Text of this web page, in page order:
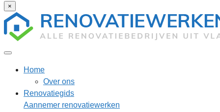
×
Home
Over ons
Renovatiegids
Aannemer renovatiewerken